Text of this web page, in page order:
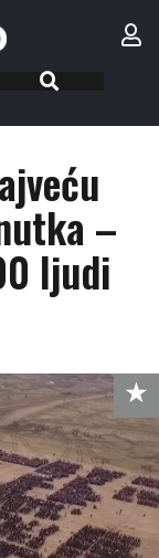
–
ljudi